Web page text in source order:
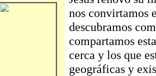
nos convirtamos
descubramos
compartamos
cerca y los que
geográficas y